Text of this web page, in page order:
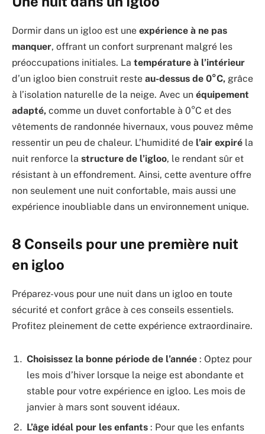
Dormir dans un igloo est une expérience à ne pas
manquer, offrant un confort surprenant malgré les
préoccupations initiales. La température à l’intérieur
d’un igloo bien construit reste au-dessus de 0°C, grâce
à l’isolation naturelle de la neige. Avec un équipement
adapté, comme un duvet confortable à 0°C et des
vêtements de randonnée hivernaux, vous pouvez même
ressentir un peu de chaleur. L’humidité de l’air expiré la
nuit renforce la structure de l’igloo, le rendant sûr et
résistant à un effondrement. Ainsi, cette aventure offre
non seulement une nuit confortable, mais aussi une
expérience inoubliable dans un environnement unique.
8 Conseils pour une première nuit
en igloo
Préparez-vous pour une nuit dans un igloo en toute
sécurité et confort grâce à ces conseils essentiels.
Profitez pleinement de cette expérience extraordinaire.
Choisissez la bonne période de l’année : Optez pour
les mois d’hiver lorsque la neige est abondante et
stable pour votre expérience en igloo. Les mois de
janvier à mars sont souvent idéaux.
L’âge idéal pour les enfants : Pour que les enfants